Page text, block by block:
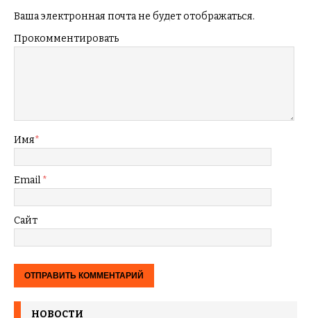
Ваша электронная почта не будет отображаться.
Прокомментировать
Имя*
Email *
Сайт
НОВОСТИ